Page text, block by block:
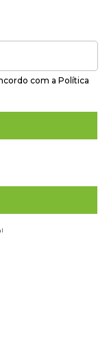
com a Política